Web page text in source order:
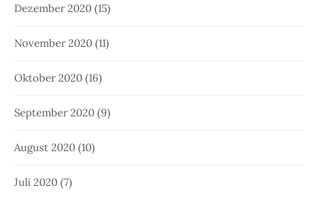
Dezember 2020 (15)
November 2020 (11)
Oktober 2020 (16)
September 2020 (9)
August 2020 (10)
Juli 2020 (7)